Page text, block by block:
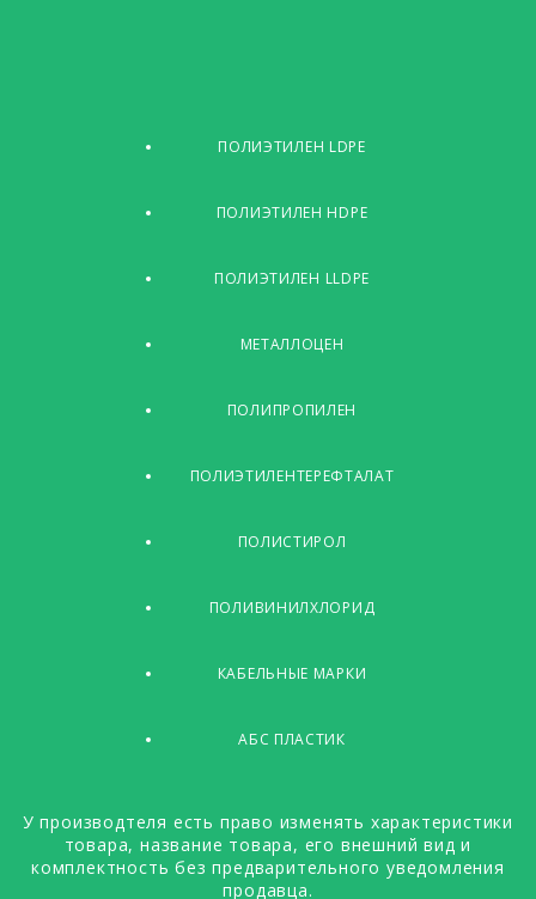
ПОЛИЭТИЛЕН LDPE
ПОЛИЭТИЛЕН HDPE
ПОЛИЭТИЛЕН LLDPE
МЕТАЛЛОЦЕН
ПОЛИПРОПИЛЕН
ПОЛИЭТИЛЕНТЕРЕФТАЛАТ
ПОЛИСТИРОЛ
ПОЛИВИНИЛХЛОРИД
КАБЕЛЬНЫЕ МАРКИ
АБС ПЛАСТИК
У производтеля есть право изменять характеристики
товара, название товара, его внешний вид и
комплектность без предварительного уведомления
продавца.